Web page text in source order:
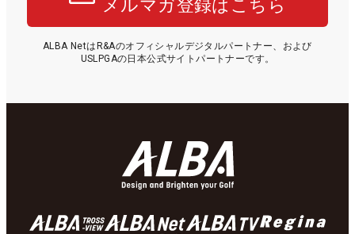
メルマガ登録はこちら
ALBA NetはR&Aのオフィシャルデジタルパートナー、および
USLPGAの日本公式サイトパートナーです。